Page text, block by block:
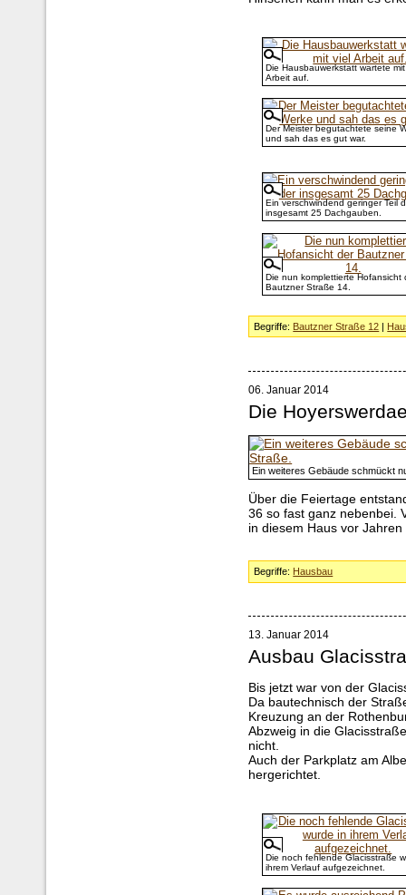
Die Hausbauwerkstatt wartete
Arbeit auf.
Der Meister begutachtete seine
und sah das es gut war.
Ein verschwindend geringer Teil
insgesamt 25 Dachgauben.
Die nun komplettierte Hofansicht
Bautzner Straße 14.
Begriffe: Bautzner Straße 12
06. Januar 2014
Die
Ein weiteres Gebäude schmückt
Über die Feiertage
36 so fast ganz nebenbei.
in diesem Haus vor
Begriffe: Hausbau
13. Januar 2014
Ausbau
Bis jetzt war von der
Da bautechnisch der
Kreuzung an der
Abzweig in die
nicht.
Auch der Parkplatz am
hergerichtet.
Die noch fehlende Glacisstraße
ihrem Verlauf aufgezeichnet.